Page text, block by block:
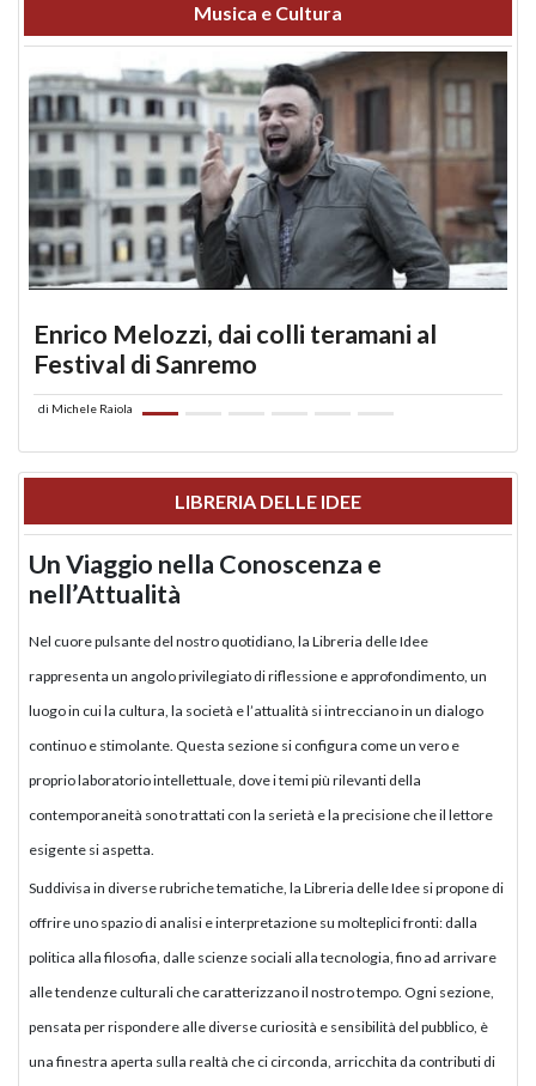
Musica e Cultura
Enrico Melozzi, dai colli teramani al
Festival di Sanremo
di Michele Raiola
LIBRERIA DELLE IDEE
Un Viaggio nella Conoscenza e
nell’Attualità
Nel cuore pulsante del nostro quotidiano, la Libreria delle Idee
rappresenta un angolo privilegiato di riflessione e approfondimento, un
luogo in cui la cultura, la società e l’attualità si intrecciano in un dialogo
continuo e stimolante. Questa sezione si configura come un vero e
proprio laboratorio intellettuale, dove i temi più rilevanti della
contemporaneità sono trattati con la serietà e la precisione che il lettore
esigente si aspetta.
Suddivisa in diverse rubriche tematiche, la Libreria delle Idee si propone di
offrire uno spazio di analisi e interpretazione su molteplici fronti: dalla
politica alla filosofia, dalle scienze sociali alla tecnologia, fino ad arrivare
alle tendenze culturali che caratterizzano il nostro tempo. Ogni sezione,
pensata per rispondere alle diverse curiosità e sensibilità del pubblico, è
una finestra aperta sulla realtà che ci circonda, arricchita da contributi di